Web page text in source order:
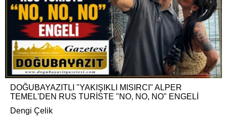
DOĞUBAYAZITLI "YAKIŞIKLI MISIRCI" ALPER
TEMEL'DEN RUS TURİSTE "NO, NO, NO" ENGELİ
Dengi Çelik